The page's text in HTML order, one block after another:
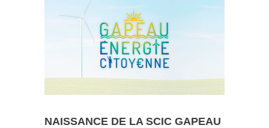
NAISSANCE DE LA SCIC GAPEAU